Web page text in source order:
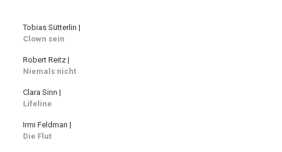
Tobias Sütterlin |
Clown sein
Robert Reitz |
Niemals nicht
Clara Sinn |
Lifeline
Irmi Feldman |
Die Flut